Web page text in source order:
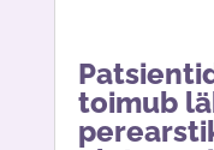
toimub